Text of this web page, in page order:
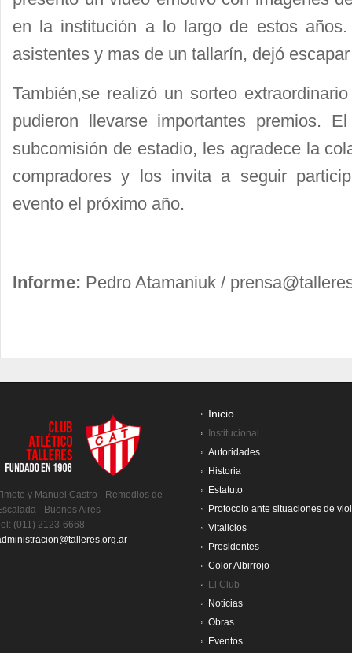
en la institución a lo largo de estos
asistentes y mas de un tallarín, dejó
También,se realizó un sorteo
pudieron llevarse importantes premios.
subcomisión de estadio, les agradece la
compradores y los invita a seguir
evento el próximo año.
Informe: Pedro Atamaniuk /
y Manuel Castro - Remedios de
- Buenos Aires
(011) 2123-6668 -
Inicio
Institucional
Autoridades
Historia
Estatuto
Protocolo ante situaciones de
Vitalicios
Presidentes
Color Albirrojo
El Club
Noticias
Obras
Eventos